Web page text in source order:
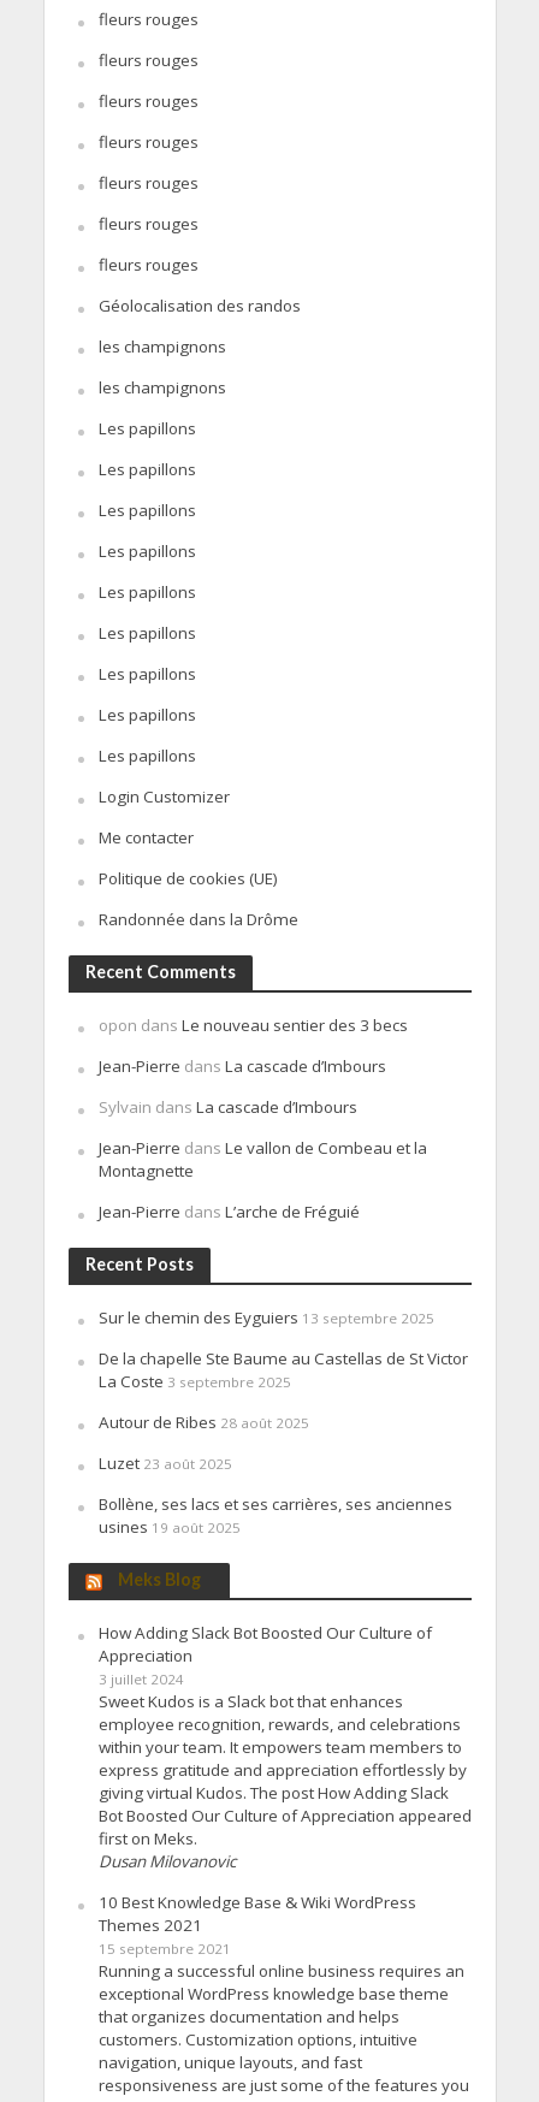
fleurs rouges
fleurs rouges
fleurs rouges
fleurs rouges
fleurs rouges
fleurs rouges
fleurs rouges
Géolocalisation des randos
les champignons
les champignons
Les papillons
Les papillons
Les papillons
Les papillons
Les papillons
Les papillons
Les papillons
Les papillons
Les papillons
Login Customizer
Me contacter
Politique de cookies (UE)
Randonnée dans la Drôme
Recent Comments
opon dans Le nouveau sentier des 3 becs
Jean-Pierre dans La cascade d’Imbours
Sylvain dans La cascade d’Imbours
Jean-Pierre dans Le vallon de Combeau et la
Montagnette
Jean-Pierre dans L’arche de Fréguié
Recent Posts
Sur le chemin des Eyguiers 13 septembre 2025
De la chapelle Ste Baume au Castellas de St Victor
La Coste 3 septembre 2025
Autour de Ribes 28 août 2025
Luzet 23 août 2025
Bollène, ses lacs et ses carrières, ses anciennes
usines 19 août 2025
Meks Blog
How Adding Slack Bot Boosted Our Culture of
Appreciation
3 juillet 2024
Sweet Kudos is a Slack bot that enhances
employee recognition, rewards, and celebrations
within your team. It empowers team members to
express gratitude and appreciation effortlessly by
giving virtual Kudos. The post How Adding Slack
Bot Boosted Our Culture of Appreciation appeared
first on Meks.
Dusan Milovanovic
10 Best Knowledge Base & Wiki WordPress
Themes 2021
15 septembre 2021
Running a successful online business requires an
exceptional WordPress knowledge base theme
that organizes documentation and helps
customers. Customization options, intuitive
navigation, unique layouts, and fast
responsiveness are just some of the features you